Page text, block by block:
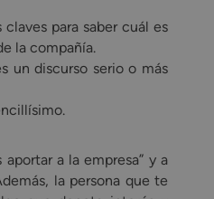
para saber cuál es
la compañía.
un discurso serio o más
a la empresa” y a
la persona que te